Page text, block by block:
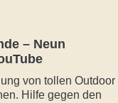
– Neun
von tollen Outdoor
Hilfe gegen den